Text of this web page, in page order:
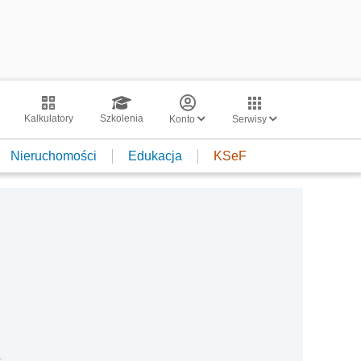
Kalkulatory Szkolenia Konto Serwisy
Nieruchomości Edukacja KSeF